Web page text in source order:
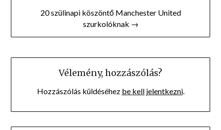
20 szülinapi köszöntő Manchester United
szurkolóknak →
Vélemény, hozzászólás?
Hozzászólás küldéséhez be kell jelentkezni.